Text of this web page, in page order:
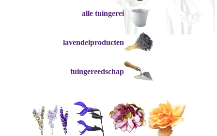
alle tuingerei
lavendelproducten
tuingereedschap